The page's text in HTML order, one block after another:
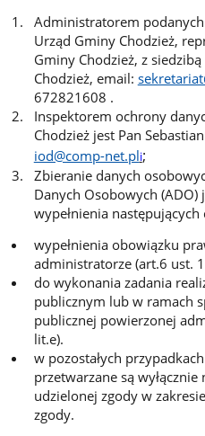
Administratorem
Urząd Gminy Chodzież,
Gminy Chodzież, z
Chodzież, email:
672821608 .
Inspektorem ochrony
Chodzież jest Pan
iod@comp-net.pli;
Zbieranie danych
Danych Osobowych (ADO)
wypełnienia następujących
wypełnienia obowiązku
administratorze (art.6 ust.
do wykonania zadania
publicznym lub w ramach
publicznej powierzonej
lit.e).
w pozostałych
przetwarzane są
udzielonej zgody w
zgody.